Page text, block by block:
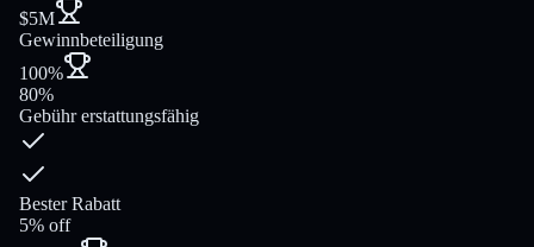
$5M
Gewinnbeteiligung
100%
80%
Gebühr erstattungsfähig
Bester Rabatt
5% off